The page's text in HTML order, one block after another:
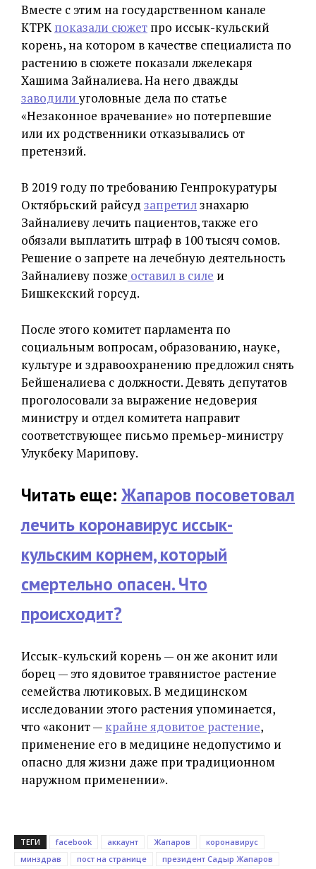
Вместе с этим на государственном канале
КТРК показали сюжет про иссык-кульский
корень, на котором в качестве специалиста по
растению в сюжете показали лжелекаря
Хашима Зайналиева. На него дважды
заводилиуголовные дела по статье
«Незаконное врачевание» но потерпевшие
или их родственники отказывались от
претензий.
В 2019 году по требованию Генпрокуратуры
Октябрьский райсуд запретилзнахарю
Зайналиеву лечить пациентов, также его
обязали выплатить штраф в 100 тысяч сомов.
Решение о запрете на лечебную деятельность
Зайналиеву позже оставил в силе и
Бишкекский горсуд.
После этого комитет парламента по
социальным вопросам, образованию, науке,
культуре и здравоохранению предложил снять
Бейшеналиева с должности. Девять депутатов
проголосовали за выражение недоверия
министру и отдел комитета направит
соответствующее письмо премьер-министру
Улукбеку Марипову.
Читать еще: Жапаров посоветовал
лечить коронавирус иссык-
кульским корнем, который
смертельно опасен. Что
происходит?
Иссык-кульский корень — он же аконит или
борец — это ядовитое травянистое растение
семейства лютиковых. В медицинском
исследовании этого растения упоминается,
что «аконит — крайне ядовитое растение,
применение его в медицине недопустимо и
опасно для жизни даже при традиционном
наружном применении».
ТЕГИ facebook аккаунт Жапаров
коронавирус
минздрав
пост на странице
президент Садыр Жапаров